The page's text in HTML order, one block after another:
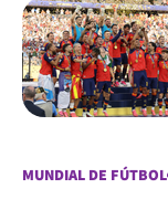
MUNDIAL DE FÚTBOL